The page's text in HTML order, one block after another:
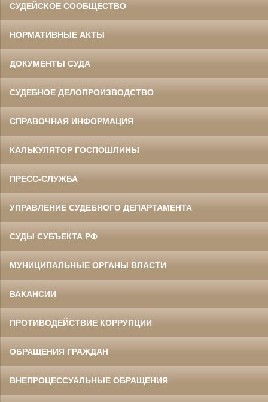
СУДЕЙСКОЕ СООБЩЕСТВО
НОРМАТИВНЫЕ АКТЫ
ДОКУМЕНТЫ СУДА
СУДЕБНОЕ ДЕЛОПРОИЗВОДСТВО
СПРАВОЧНАЯ ИНФОРМАЦИЯ
КАЛЬКУЛЯТОР ГОСПОШЛИНЫ
ПРЕСС-СЛУЖБА
УПРАВЛЕНИЕ СУДЕБНОГО ДЕПАРТАМЕНТА
СУДЫ СУБЪЕКТА РФ
МУНИЦИПАЛЬНЫЕ ОРГАНЫ ВЛАСТИ
ВАКАНСИИ
ПРОТИВОДЕЙСТВИЕ КОРРУПЦИИ
ОБРАЩЕНИЯ ГРАЖДАН
ВНЕПРОЦЕССУАЛЬНЫЕ ОБРАЩЕНИЯ